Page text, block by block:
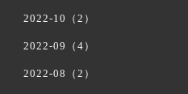
2022-10（2）
2022-09（4）
2022-08（2）